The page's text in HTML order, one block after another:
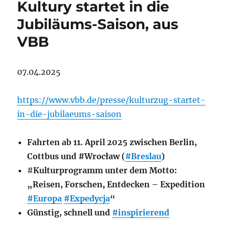
Kultury startet in die
Jubiläums-Saison, aus
VBB
07.04.2025
https://www.vbb.de/presse/kulturzug-startet-
in-die-jubilaeums-saison
Fahrten ab 11. April 2025 zwischen Berlin,
Cottbus und #Wrocław (#Breslau)
#Kulturprogramm unter dem Motto:
„Reisen, Forschen, Entdecken – Expedition
#Europa #Expedycja“
Günstig, schnell und #inspirierend